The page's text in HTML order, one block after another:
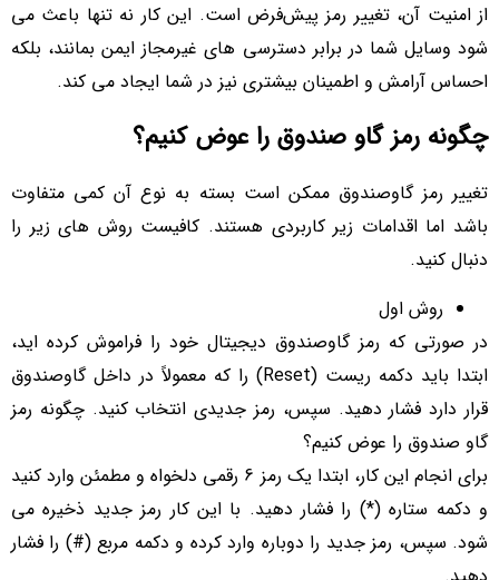
از امنیت آن، تغییر رمز پیش‌فرض است. این کار نه‌ تنها باعث می‌
شود وسایل شما در برابر دسترسی‌ های غیرمجاز ایمن بمانند، بلکه
احساس آرامش و اطمینان بیشتری نیز در شما ایجاد می‌ کند.
چگونه رمز گاو صندوق را عوض کنیم؟
تغییر رمز گاوصندوق ممکن است بسته به نوع آن کمی متفاوت
باشد اما اقدامات زیر کاربردی هستند. کافیست روش های زیر را
دنبال کنید.
روش اول
در صورتی که رمز گاوصندوق دیجیتال خود را فراموش کرده‌ اید،
ابتدا باید دکمه ریست (Reset) را که معمولاً در داخل گاوصندوق
قرار دارد فشار دهید. سپس، رمز جدیدی انتخاب کنید. چگونه رمز
گاو صندوق را عوض کنیم؟
برای انجام این کار، ابتدا یک رمز 6 رقمی دلخواه و مطمئن وارد کنید
و دکمه ستاره (*) را فشار دهید. با این کار رمز جدید ذخیره می‌
شود. سپس، رمز جدید را دوباره وارد کرده و دکمه مربع (#) را فشار